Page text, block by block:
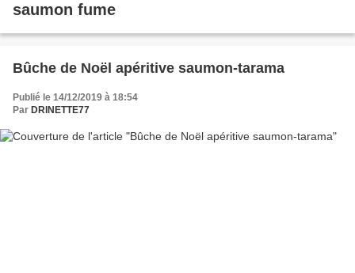
saumon fume
Bûche de Noël apéritive saumon-tarama
Publié le 14/12/2019 à 18:54
Par DRINETTE77